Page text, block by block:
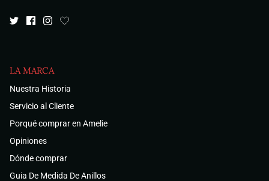
LA MARCA
Nuestra Historia
Servicio al Cliente
Porqué comprar en Amelie
Opiniones
Dónde comprar
Guia De Medida De Anillos